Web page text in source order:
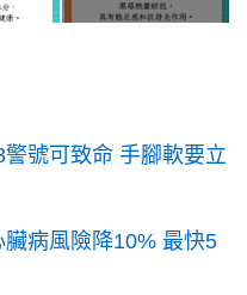
號可致命 手腳軟要立
病風險降10% 最快5